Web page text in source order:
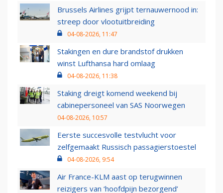
Brussels Airlines grijpt ternauwernood in:
streep door vlootuitbreiding
04-08-2026, 11:47
Stakingen en dure brandstof drukken
winst Lufthansa hard omlaag
04-08-2026, 11:38
Staking dreigt komend weekend bij
cabinepersoneel van SAS Noorwegen
04-08-2026, 10:57
Eerste succesvolle testvlucht voor
zelfgemaakt Russisch passagierstoestel
04-08-2026, 9:54
Air France-KLM aast op terugwinnen
reizigers van ‘hoofdpijn bezorgend’